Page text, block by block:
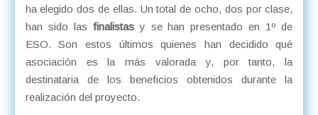
ha elegido dos de ellas. Un total de ocho, dos por clase,
han sido las finalistasy se han presentado en 1º de
ESO. Son estos últimos quienes han decidido qué
asociación es la más valorada y, por tanto, la
destinataria de los beneficios obtenidos durante la
realización del proyecto.